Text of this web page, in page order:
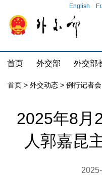
English
首页 外交部 外交部
首页 > 外交动态 > 例行记者会
2025年8月
人郭嘉昆